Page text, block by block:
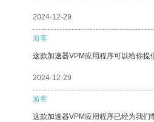
2024-12-29
游客
这款加速器VPM应用程序可以给你提
2024-12-29
游客
这款加速器VPM应用程序已经为我们